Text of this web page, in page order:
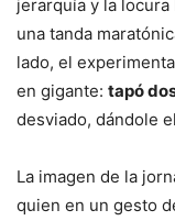
jerarquía y la locura
una tanda
lado, el
en gigante: tapó
desviado, dándole
La imagen de la
quien en un gesto